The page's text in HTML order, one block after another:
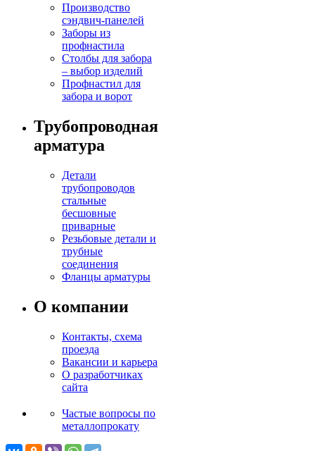
Производство
сэндвич-панелей
Заборы из
профнастила
Столбы для забора
– выбор изделий
Профнастил для
забора и ворот
Трубопроводная
арматура
Детали
трубопроводов
стальные
бесшовные
приварные
Резьбовые детали и
трубные
соединения
Фланцы арматуры
О компании
Контакты, схема
проезда
Вакансии и карьера
О разработчиках
сайта
Частые вопросы по
металлопрокату